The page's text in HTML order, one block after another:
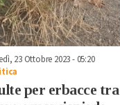
23 Ottobre 2023 - 05:20
per erbacce tra